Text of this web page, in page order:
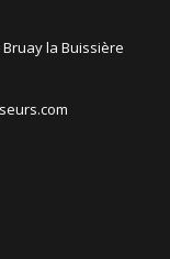
la Buissière